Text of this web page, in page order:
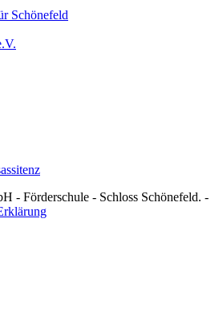
Schönefeld
- Förderschule - Schloss Schönefeld. -